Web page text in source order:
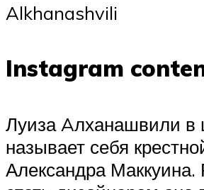
Alkhanashvili
Instagram
Луиза Aлханашвили в
называет себя
Александра